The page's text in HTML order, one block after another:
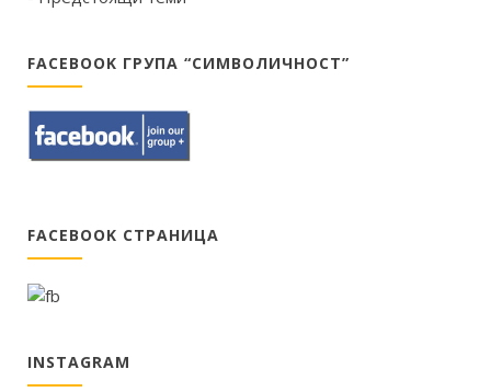
FACEBOOK ГРУПА “СИМВОЛИЧНОСТ”
FACEBOOK СТРАНИЦА
INSTAGRAM